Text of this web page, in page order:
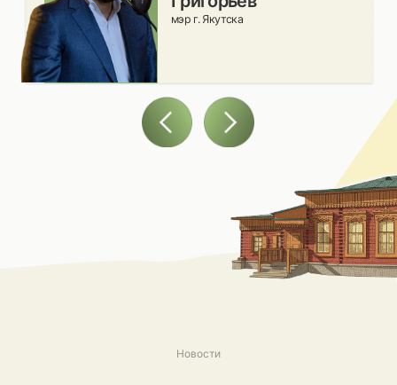
Новости